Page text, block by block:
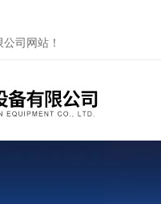
司网站！